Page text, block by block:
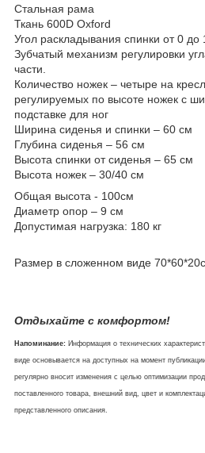
Стальная рама
Ткань 600D Oxford
Угол раскладывания спинки от 0 до
Зубчатый механизм регулировки
части.
Количество ножек – четыре на
регулируемых по высоте ножек с
подставке для ног
Ширина сиденья и спинки – 60 см
Глубина сиденья – 56 см
Высота спинки от сиденья – 65 см
Высота ножек – 30/40 см
Общая высота - 100см
Диаметр опор – 9 см
Допустимая нагрузка: 180 кг
Размер в сложенном виде
Отдыхайте с комфортом!
Напоминание: Информация о технических
виде основывается на доступных на момент
регулярно вносит изменения с целью оптимизации
поставленного товара, внешний вид, цвет и
представленного описания.